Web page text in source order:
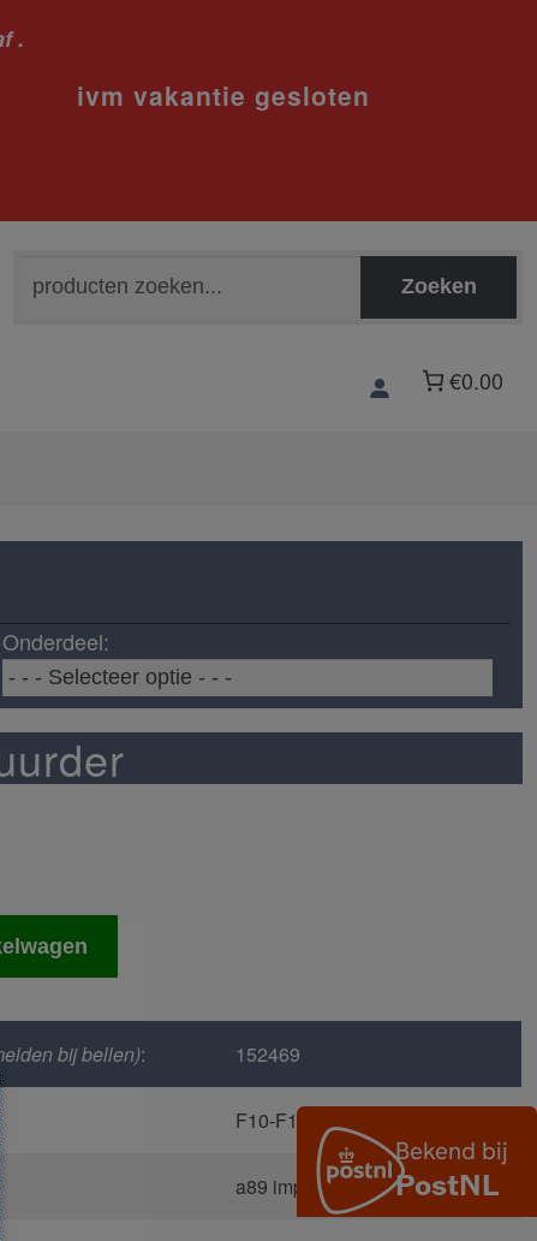
.
naar:
Zoeken
€0.00
Onderdeel:
bij bellen): 152469
F10-F11
a89 imperial blauw metallic